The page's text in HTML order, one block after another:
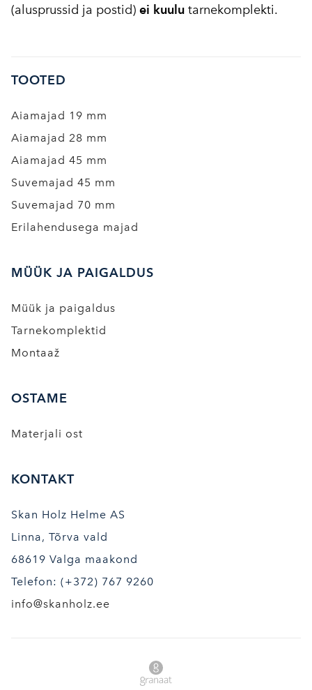
(alusprussid ja postid) ei kuulu tarnekomplekti.
TOOTED
Aiamajad 19 mm
Aiamajad 28 mm
Aiamajad 45 mm
Suvemajad 45 mm
Suvemajad 70 mm
Erilahendusega majad
MÜÜK JA PAIGALDUS
Müük ja paigaldus
Tarnekomplektid
Montaaž
OSTAME
Materjali ost
KONTAKT
Skan Holz Helme AS
Linna, Tõrva vald
68619 Valga maakond
Telefon: (+372) 767 9260
info@skanholz.ee